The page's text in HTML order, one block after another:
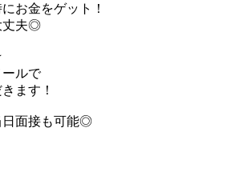
お金をゲット！
丈夫◎
ルで
ます！
面接も可能◎